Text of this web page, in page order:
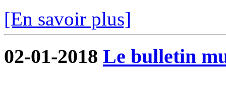
[En savoir plus]
02-01-2018 Le bulletin